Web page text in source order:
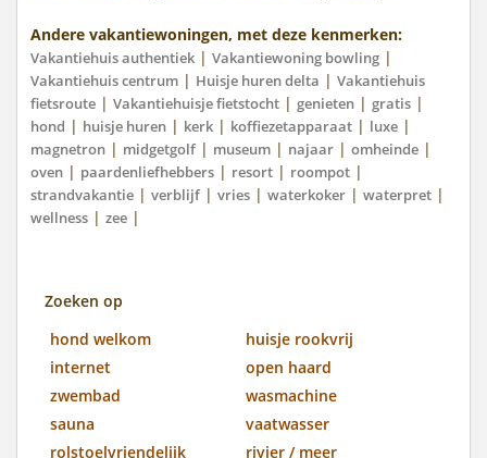
Andere vakantiewoningen, met deze kenmerken:
Vakantiehuis authentiek | Vakantiewoning bowling |
Vakantiehuis centrum | Huisje huren delta | Vakantiehuis
fietsroute | Vakantiehuisje fietstocht | genieten | gratis |
hond | huisje huren | kerk | koffiezetapparaat | luxe |
magnetron | midgetgolf | museum | najaar | omheinde |
oven | paardenliefhebbers | resort | roompot |
strandvakantie | verblijf | vries | waterkoker | waterpret |
wellness | zee |
Zoeken op
hond welkom
huisje rookvrij
internet
open haard
zwembad
wasmachine
sauna
vaatwasser
rolstoelvriendelijk
rivier / meer